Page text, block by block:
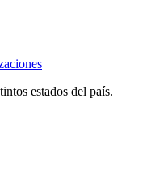
estados del país.